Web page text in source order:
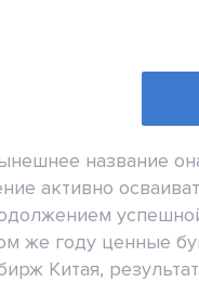
название
активно
же году ценные
Китая,